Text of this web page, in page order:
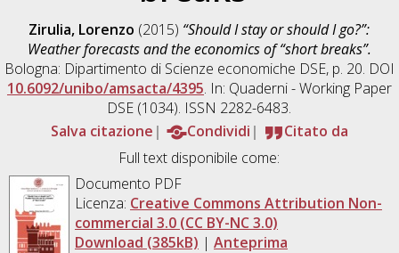
Zirulia, Lorenzo (2015) “Should I stay or should I go?”:
Weather forecasts and the economics of “short breaks”.
Bologna: Dipartimento di Scienze economiche DSE, p. 20. DOI
10.6092/unibo/amsacta/4395. In: Quaderni - Working Paper
DSE (1034). ISSN 2282-6483.
Salva citazione
Condividi
Citato da
Full text disponibile come:
Documento PDF
Licenza: Creative Commons Attribution Non-
commercial 3.0 (CC BY-NC 3.0)
Download (385kB) | Anteprima